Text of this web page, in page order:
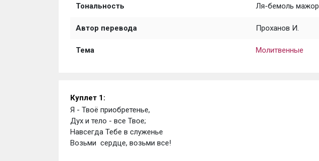
Тональность Ля-бемоль мажор
Автор перевода Проханов И.
Тема Молитвенные
Куплет 1:
Я - Твоё приобретенье,
Дух и тело - все Твое;
Навсегда Тебе в служенье
Возьми  сердце, возьми все!